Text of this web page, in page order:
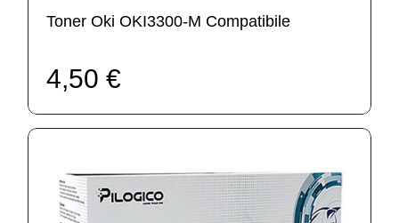
Toner Oki OKI3300-M Compatibile
4,50 €